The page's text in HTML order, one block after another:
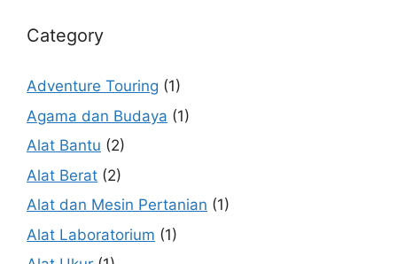
Category
Adventure Touring (1)
Agama dan Budaya (1)
Alat Bantu (2)
Alat Berat (2)
Alat dan Mesin Pertanian (1)
Alat Laboratorium (1)